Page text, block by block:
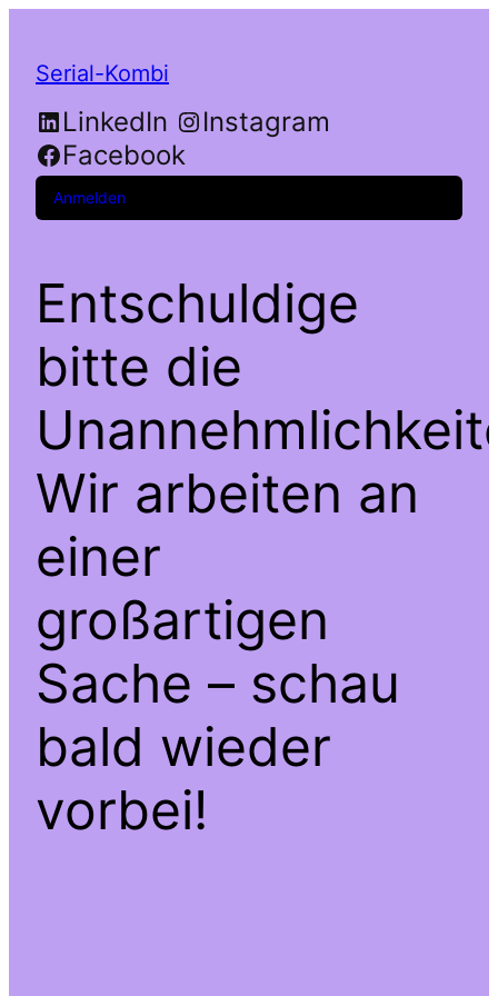
Serial-Kombi
LinkedIn
Instagram
Facebook
Anmelden
Entschuldige
bitte die
Wir arbeiten an
einer
großartigen
Sache – schau
bald wieder
vorbei!